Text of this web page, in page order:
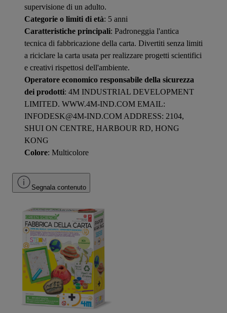
supervisione di un adulto.
Categorie o limiti di età: 5 anni
Caratteristiche principali: Padroneggia l'antica
tecnica di fabbricazione della carta. Divertiti senza limiti
a riciclare la carta usata per realizzare progetti scientifici
e creativi rispettosi dell'ambiente.
Operatore economico responsabile della sicurezza
dei prodotti: 4M INDUSTRIAL DEVELOPMENT
LIMITED. WWW.4M-IND.COM EMAIL:
INFODESK@4M-IND.COM ADDRESS: 2104,
SHUI ON CENTRE, HARBOUR RD, HONG
KONG
Colore: Multicolore
Segnala contenuto